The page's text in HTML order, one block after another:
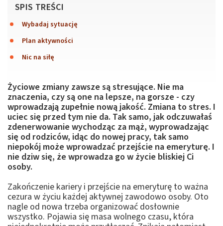
SPIS TREŚCI
Wybadaj sytuację
Plan aktywności
Nic na siłę
Życiowe zmiany zawsze są stresujące. Nie ma
znaczenia, czy są one na lepsze, na gorsze - czy
wprowadzają zupełnie nową jakość. Zmiana to stres. I
uciec się przed tym nie da. Tak samo, jak odczuwałaś
zdenerwowanie wychodząc za mąż, wyprowadzając
się od rodziców, idąc do nowej pracy, tak samo
niepokój może wprowadzać przejście na emeryturę. I
nie dziw się, że wprowadza go w życie bliskiej Ci
osoby.
Zakończenie kariery i przejście na emeryturę to ważna
cezura w życiu każdej aktywnej zawodowo osoby. Oto
nagle od nowa trzeba organizować dosłownie
wszystko. Pojawia się masa wolnego czasu, która